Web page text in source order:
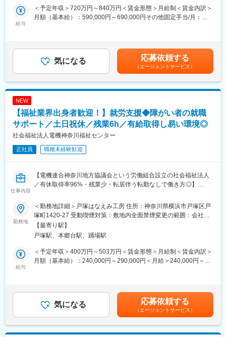
です。
生活リズムの再構築と段階的な負荷調整
医療機関・企業との連携体制
など、以上のプラグラムからメンタルケアのプロが復職までサポ
■当社について：
たのが我々の社名であるCUOREADです。就労支援をはじめとし
た人につながる、関わりあいをリードしていきたいという思いを
コンセプトに事業を展開して参ります。
就労移行支援事業所ミライエでは単に就職を目標とする支援では
た支援を行います。
また、ご利用者様が求められる場や必要とされる場でご自身の能
頂きます。
現していく。
太陽があまねくすべてを照らすように、私たちはすべての人の
私たちが目指すビジョンに向けて、福祉事業部全体の運営管理を
担い、強い基盤を創り上げていく福祉サービス運営／管理職・課
■具体的には
◇福祉事業部領域全般に関する戦略実行
◇出店／開発／マーケティング戦略の策定／実行／管理
◇運営上の課題抽出／会議実施／改善に係るネスクトアクション
の実行
◇算定加算／請求事務体制／人員配置の最適設計／立案／運用
◇システム導入に係る推進／運用／管理
◇プロモーション企画／提案／運用／管理
◇法制度対応並びに内部監査／外部監査支援
■ポジションの魅力
■当社の特徴や魅力
・障がい者グループホーム「AMANEKU」の運営を中心に、福祉×
ら住まいの提供、就労支援まで一貫サポートできる点が強みで
給与
＜予定年収＞720万円～840万円＜賃金形態＞月給制＜賃金内訳＞
月額（基本給）：590,000円～690,000円その他固定手当/月：
前払い退職金賃金はあくまでも目安の金額であり、選考を通じて
上下する可能性があります。月給(月額)は固定手当を含めた表記で
す。
気になる 応募依頼する
（エージェントサービス）
NEW
【福祉業界出身者歓迎！】就労支援◆障がい者の就職
サポート／土日祝休／残業6h／有給取得し易い環境◎
社会福祉法人電機神奈川福祉センター
正社員 職種未経験歓迎
仕事内容
【電機連合神奈川地方協議会という労働組合設立の社会福祉法人
／有休取得率96%・残業少・転居伴う転勤なしで働き方◎】
■職務概要：
主な担当職務は、障害者自立支援のための『作業指導・生活支
援・相談業務・就労支援』です。
【具体的な業務内容】
▼利用者が就職に向けた技術を身に着けるためのプログラムの作
成
にマッチング
▼就職先企業への見学、体験実習等のコーディネート
▼企業訪問など利用者が就職した後の定期フォロー など
勤務地
＜勤務地詳細＞戸塚はなえみ工房 住所：神奈川県横浜市戸塚区戸
塚町1420-27 受動喫煙対策：敷地内全面禁煙変更の範囲：会社の
定める事業所
【最寄り駅】
戸塚駅、本郷台駅、踊場駅
給与
＜予定年収＞400万円～503万円＜賃金形態＞月給制＜賃金内訳＞
月額（基本給）：240,000円～290,000円＜月給＞240,000円～
～5,000円（複数保有の場合は10,000円上限）支給されます。表
彰金制度有り住宅手当制度:有（賃貸：14,000円、持家：10,000円
※持分割合による）賃金はあくまでも目安の金額であり、選考を通
じて上下する可能性があります。月給(月額)は固定手当を含めた表
記です。
気になる 応募依頼する
（エージェントサービス）